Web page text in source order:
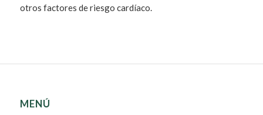
otros factores de riesgo cardíaco.
MENÚ